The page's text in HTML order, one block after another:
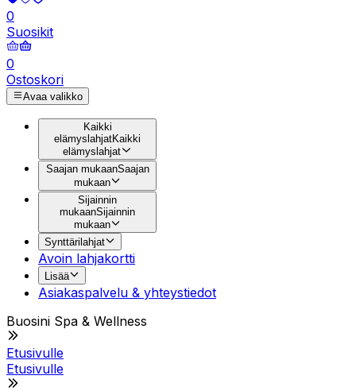
0
Suosikit
0
Ostoskori
Avaa valikko
Kaikki
elämyslahjatKaikki
elämyslahjat
Saajan mukaanSaajan
mukaan
Sijainnin
mukaanSijainnin
mukaan
Synttärilahjat
Avoin lahjakortti
Lisää
Asiakaspalvelu & yhteystiedot
Buosini Spa & Wellness
Etusivulle
Etusivulle